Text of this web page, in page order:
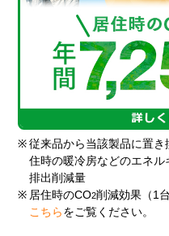
※ 従来品から当該製品に置
住時の暖冷房などのエネ
排出削減量
※ 居住時のCO2削減効果（1
こちら をご覧ください。